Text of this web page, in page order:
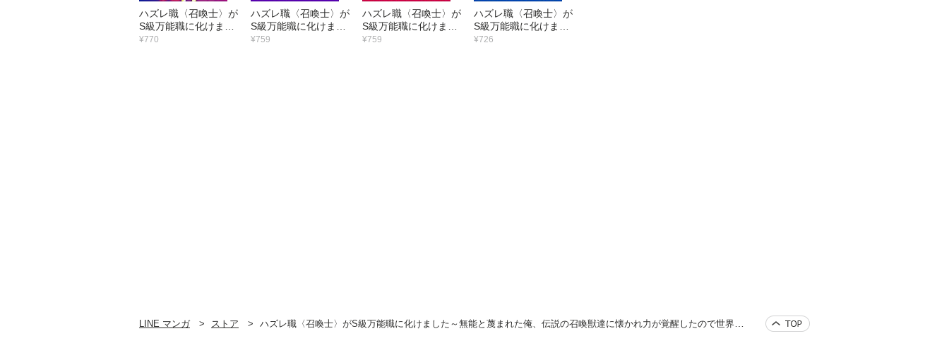
ハズレ職〈召喚士〉が
S級万能職に化けまし
た～無能と蔑まれた
¥770
ハズレ職〈召喚士〉が
S級万能職に化けまし
た～無能と蔑まれた
¥759
ハズレ職〈召喚士〉が
S級万能職に化けまし
た～無能と蔑まれた
¥759
ハズレ職〈召喚士〉が
S級万能職に化けまし
た～無能と蔑まれた
¥726
LINE マンガ ストア ハズレ職〈召喚士〉がS級万能職に化けました～無能と蔑まれた俺、伝説の召喚獣達に懐かれ力が覚醒したので世界最強です